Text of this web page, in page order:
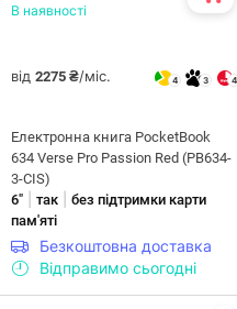
В наявності
від 2275 ₴/міс. 4 3 4
Електронна книга PocketBook
634 Verse Pro Passion Red (PB634-
3-CIS)
6"
так
без підтримки карти
пам'яті
Безкоштовна доставка
Відправимо сьогодні